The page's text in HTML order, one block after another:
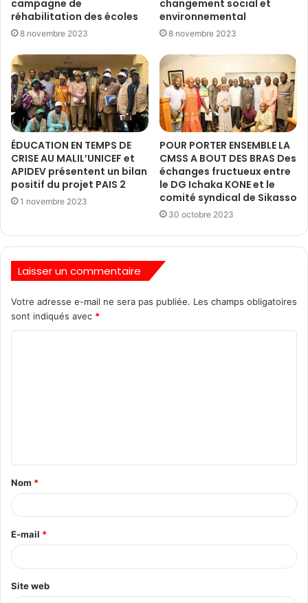
campagne de
réhabilitation des écoles
8 novembre 2023
changement social et
environnemental
8 novembre 2023
ÉDUCATION EN TEMPS DE
CRISE AU MALIL’UNICEF et
APIDEV présentent un bilan
positif du projet PAIS 2
1 novembre 2023
POUR PORTER ENSEMBLE LA
CMSS A BOUT DES BRAS Des
échanges fructueux entre
le DG Ichaka KONE et le
comité syndical de Sikasso
30 octobre 2023
Laisser un commentaire
Votre adresse e-mail ne sera pas publiée. Les champs obligatoires
sont indiqués avec *
Nom *
E-mail *
Site web